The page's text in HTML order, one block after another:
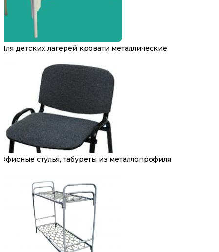
Для детских лагерей кровати металлические
Офисные стулья, табуреты из металлопрофиля